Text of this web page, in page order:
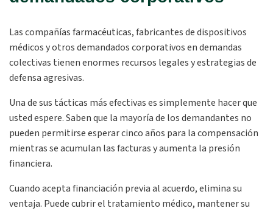
Las compañías farmacéuticas, fabricantes de dispositivos
médicos y otros demandados corporativos en demandas
colectivas tienen enormes recursos legales y estrategias de
defensa agresivas.
Una de sus tácticas más efectivas es simplemente hacer que
usted espere. Saben que la mayoría de los demandantes no
pueden permitirse esperar cinco años para la compensación
mientras se acumulan las facturas y aumenta la presión
financiera.
Cuando acepta financiación previa al acuerdo, elimina su
ventaja. Puede cubrir el tratamiento médico, mantener su